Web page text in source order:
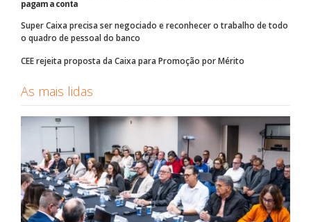
pagam a conta
Super Caixa precisa ser negociado e reconhecer o trabalho de todo
o quadro de pessoal do banco
CEE rejeita proposta da Caixa para Promoção por Mérito
As mais lidas